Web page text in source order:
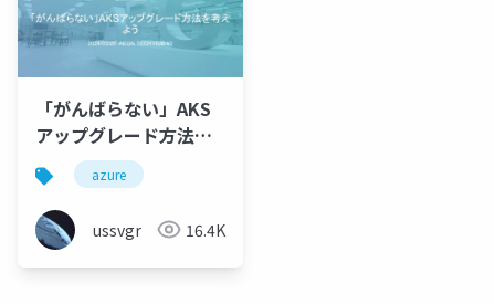
「がんばらない」AKS
アップグレード方法を
考えようazure
ussvgr 16.4K